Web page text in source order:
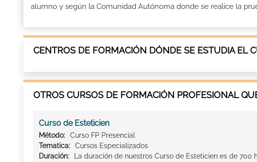
alumno y según la Comunidad Autónoma donde se realice la
CENTROS DE FORMACIÓN DÓNDE SE ESTUDIA EL
OTROS CURSOS DE FORMACIÓN PROFESIONAL
Curso de Esteticien
Método:
Curso FP Presencial
Tematica:
Cursos Especializados
Duración:
La duración de nuestros Curso de Esteticien es de 700